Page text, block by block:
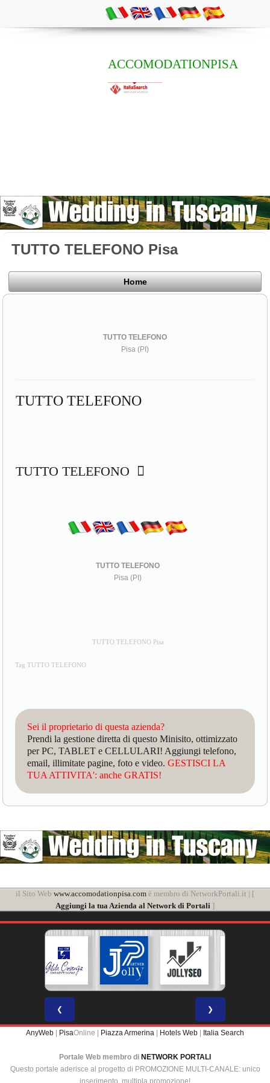
ACCOMODATIONPISA
TUTTO TELEFONO Pisa
Home
TUTTO TELEFONO
Pisa (PI)
TUTTO TELEFONO
TUTTO TELEFONO
TUTTO TELEFONO
Pisa (PI)
TUTTO TELEFONO Pisa
Tag TUTTO TELEFONO
Sei il proprietario di questa azienda?
Prendi la gestione diretta di questo Minisito, ottimizzato
per PC, TABLET e CELLULARI! Aggiungi telefono,
email, illimitate pagine, foto e video.GESTISCI LA
TUA ATTIVITA': anche GRATIS!
il Sito Web www.accomodationpisa.com è membro di NetworkPortali.it | [
Aggiungi la tua Azienda al Network di Portali ]
❮ ❯
AnyWeb PisaOnline | Piazza Armerina Hotels Web Italia Search
Portale Web membro di NETWORK PORTALI
Questo portale aderisce al progetto di PROMOZIONE MULTI-CANALE: unico
inserimento, multipla promozione!